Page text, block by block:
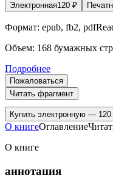
Электронная120 ₽
Формат: epub, fb2,
Объем: 168 бумажных
Подробнее
Пожаловаться
Читать фрагмент
Купить электронную — 120
О книгеОглавление
О книге
аннотация